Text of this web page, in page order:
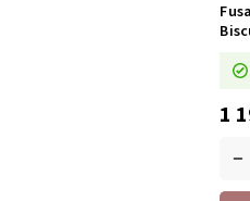
1